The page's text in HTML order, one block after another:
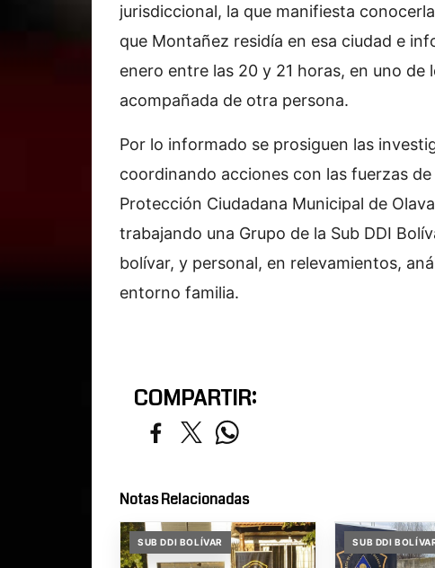
jurisdiccional, la que manifiesta
que Montañez residía en esa ciudad e
enero entre las 20 y 21 horas, en uno
acompañada de otra persona.
Por lo informado se prosiguen las
coordinando acciones con las fuerzas
Protección Ciudadana Municipal de
trabajando una Grupo de la Sub DDI
bolívar, y personal, en relevamientos,
entorno familia.
COMPARTIR:
Notas Relacionadas
SUB DDI BOLÍVAR SUB DDI